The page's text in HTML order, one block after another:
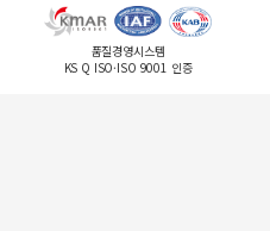
품질경영시스템
KS Q ISO·ISO 9001 인증